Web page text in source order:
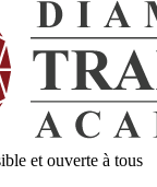
et ouverte à tous